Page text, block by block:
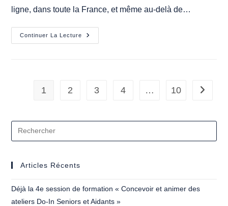
ligne, dans toute la France, et même au-delà de…
Continuer La Lecture
Au
Programme
Juin
1 2 3 4 … 10 Aller à
Articles Récents
Déjà la 4e session de formation « Concevoir et animer des
ateliers Do-In Seniors et Aidants »